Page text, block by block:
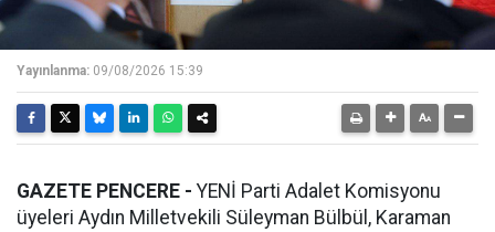
Yayınlanma: 09/08/2026 15:39
GAZETE PENCERE - YENİ Parti Adalet Komisyonu
üyeleri Aydın Milletvekili Süleyman Bülbül, Karaman